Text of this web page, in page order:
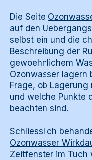
Die Seite
auf den
selbst ein und die
Beschreibung der
gewoehnlichem
Ozonwasser lagern
Frage, ob
und welche Punkte
beachten sind.
Schliesslich
Ozonwasser
Zeitfenster im Tuch